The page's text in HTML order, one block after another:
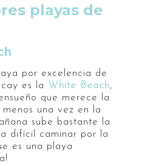
playas de
por excelencia de
es la White Beach,
que merece la
una vez en la
sube bastante la
difícil caminar por la
es una playa